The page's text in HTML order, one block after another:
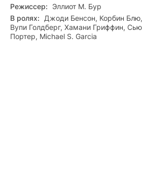
Режиссер:
Эллиот М. Бур
В ролях:
Джоди Бенсон, Корбин
Вупи Голдберг, Хамани Гриффин,
Портер, Michael S. Garcia